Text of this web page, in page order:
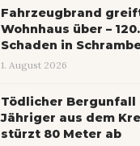
Fahrzeugbrand
Wohnhaus über –
Schaden in
1. August 2026
Tödlicher Bergunfall
Jähriger aus dem
stürzt 80 Meter ab